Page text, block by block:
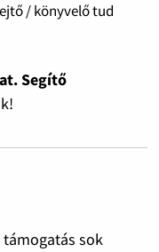
/ könyvelő tud
Segítő
támogatás sok